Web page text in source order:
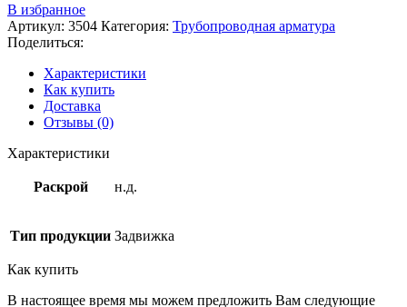
В избранное
Артикул: 3504 Категория: Трубопроводная арматура
Поделиться:
Характеристики
Как купить
Доставка
Отзывы (0)
Характеристики
Раскрой н.д.
Тип продукции Задвижка
Как купить
В настоящее время мы можем предложить Вам следующие